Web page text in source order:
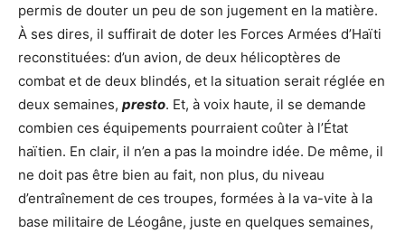
permis de douter un peu de son jugement en la matière.
À ses dires, il suffirait de doter les Forces Armées d’Haïti
reconstituées: d’un avion, de deux hélicoptères de
combat et de deux blindés, et la situation serait réglée en
deux semaines, presto. Et, à voix haute, il se demande
combien ces équipements pourraient coûter à l’État
haïtien. En clair, il n’en a pas la moindre idée. De même, il
ne doit pas être bien au fait, non plus, du niveau
d’entraînement de ces troupes, formées à la va-vite à la
base militaire de Léogâne, juste en quelques semaines,